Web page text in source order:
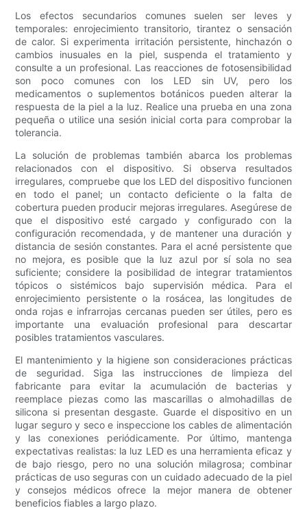
Los efectos secundarios comunes suelen ser leves y
temporales: enrojecimiento transitorio, tirantez o sensación
de calor. Si experimenta irritación persistente, hinchazón o
cambios inusuales en la piel, suspenda el tratamiento y
consulte a un profesional. Las reacciones de fotosensibilidad
son poco comunes con los LED sin UV, pero los
medicamentos o suplementos botánicos pueden alterar la
respuesta de la piel a la luz. Realice una prueba en una zona
pequeña o utilice una sesión inicial corta para comprobar la
tolerancia.
La solución de problemas también abarca los problemas
relacionados con el dispositivo. Si observa resultados
irregulares, compruebe que los LED del dispositivo funcionen
en todo el panel; un contacto deficiente o la falta de
cobertura pueden producir mejoras irregulares. Asegúrese de
que el dispositivo esté cargado y configurado con la
configuración recomendada, y de mantener una duración y
distancia de sesión constantes. Para el acné persistente que
no mejora, es posible que la luz azul por sí sola no sea
suficiente; considere la posibilidad de integrar tratamientos
tópicos o sistémicos bajo supervisión médica. Para el
enrojecimiento persistente o la rosácea, las longitudes de
onda rojas e infrarrojas cercanas pueden ser útiles, pero es
importante una evaluación profesional para descartar
posibles tratamientos vasculares.
El mantenimiento y la higiene son consideraciones prácticas
de seguridad. Siga las instrucciones de limpieza del
fabricante para evitar la acumulación de bacterias y
reemplace piezas como las mascarillas o almohadillas de
silicona si presentan desgaste. Guarde el dispositivo en un
lugar seguro y seco e inspeccione los cables de alimentación
y las conexiones periódicamente. Por último, mantenga
expectativas realistas: la luz LED es una herramienta eficaz y
de bajo riesgo, pero no una solución milagrosa; combinar
prácticas de uso seguras con un cuidado adecuado de la piel
y consejos médicos ofrece la mejor manera de obtener
beneficios fiables a largo plazo.